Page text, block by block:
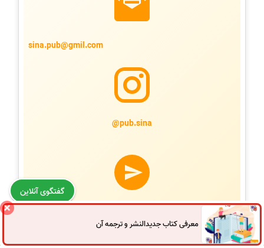
sina.pub@gmil.com
@pub.sina
04133250787
4522
معرفی کتاب جدیدالنشر و ترجمه آن
گفتگوی آنلاین